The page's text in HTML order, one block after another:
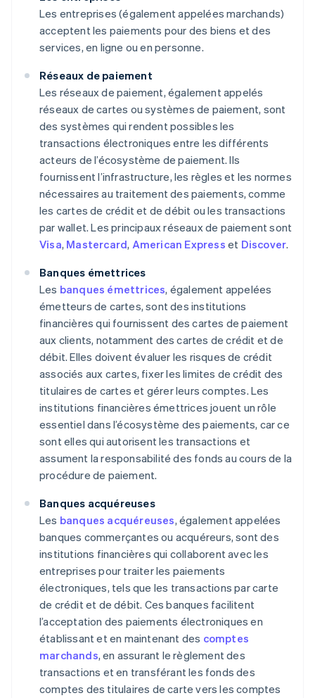
Les entreprises (également appelées marchands)
acceptent les paiements pour des biens et des
services, en ligne ou en personne.
Réseaux de paiement
Les réseaux de paiement, également appelés
réseaux de cartes ou systèmes de paiement, sont
des systèmes qui rendent possibles les
transactions électroniques entre les différents
acteurs de l’écosystème de paiement. Ils
fournissent l’infrastructure, les règles et les normes
nécessaires au traitement des paiements, comme
les cartes de crédit et de débit ou les transactions
par wallet. Les principaux réseaux de paiement sont
Visa, Mastercard, American Express et Discover.
Banques émettrices
Les banques émettrices, également appelées
émetteurs de cartes, sont des institutions
financières qui fournissent des cartes de paiement
aux clients, notamment des cartes de crédit et de
débit. Elles doivent évaluer les risques de crédit
associés aux cartes, fixer les limites de crédit des
titulaires de cartes et gérer leurs comptes. Les
institutions financières émettrices jouent un rôle
essentiel dans l’écosystème des paiements, car ce
sont elles qui autorisent les transactions et
assument la responsabilité des fonds au cours de la
procédure de paiement.
Banques acquéreuses
Les banques acquéreuses, également appelées
banques commerçantes ou acquéreurs, sont des
institutions financières qui collaborent avec les
entreprises pour traiter les paiements
électroniques, tels que les transactions par carte
de crédit et de débit. Ces banques facilitent
l’acceptation des paiements électroniques en
établissant et en maintenant des comptes
marchands, en assurant le règlement des
transactions et en transférant les fonds des
comptes des titulaires de carte vers les comptes